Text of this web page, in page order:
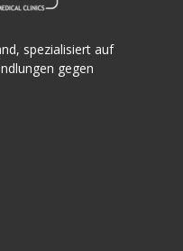
spezialisiert auf
gegen